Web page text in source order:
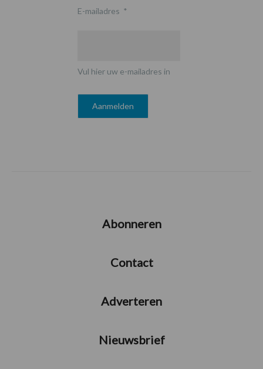
E-mailadres *
Vul hier uw e-mailadres in
Abonneren
Contact
Adverteren
Nieuwsbrief